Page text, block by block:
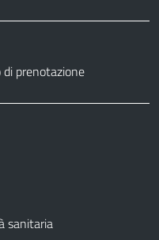
prenotazione
sanitaria